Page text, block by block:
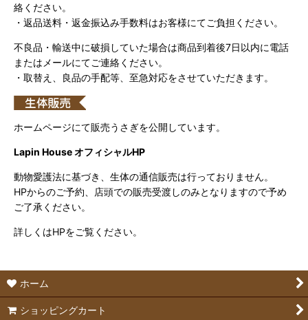
絡ください。
・返品送料・返金振込み手数料はお客様にてご負担ください。
不良品・輸送中に破損していた場合は商品到着後7日以内に電話
またはメールにてご連絡ください。
・取替え、良品の手配等、至急対応をさせていただきます。
ホームページにて販売うさぎを公開しています。
Lapin House オフィシャルHP
動物愛護法に基づき、生体の通信販売は行っておりません。
HPからのご予約、店頭での販売受渡しのみとなりますので予め
ご了承ください。
詳しくはHPをご覧ください。
ホーム
ショッピングカート